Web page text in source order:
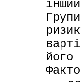
його